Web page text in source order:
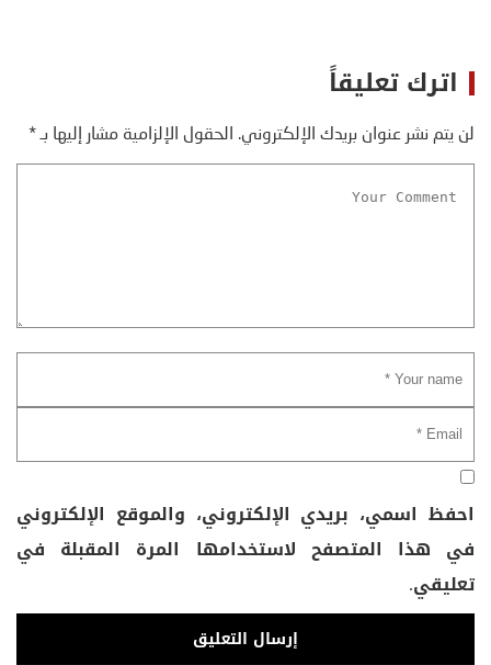
اترك تعليقاً
لن يتم نشر عنوان بريدك الإلكتروني. الحقول الإلزامية مشار إليها بـ*
احفظ اسمي، بريدي الإلكتروني، والموقع الإلكتروني
في هذا المتصفح لاستخدامها المرة المقبلة في
تعليقي.